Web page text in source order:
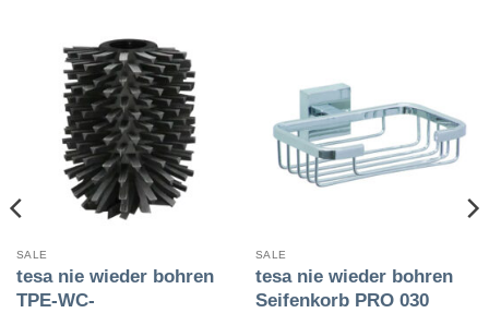
SALE
tesa nie wieder bohren
TPE-WC-
SALE
tesa nie wieder bohren
Seifenkorb PRO 030